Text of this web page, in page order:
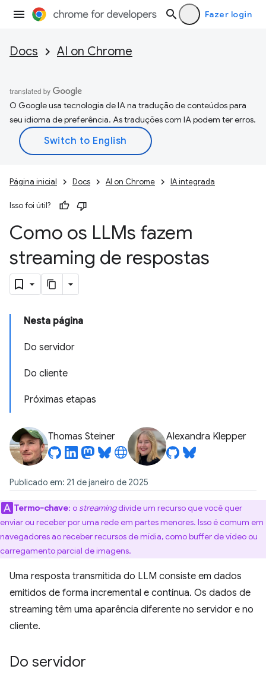
Fazer login
Docs AI on Chrome
O Google usa tecnologia de IA na tradução de conteúdos para
seu idioma de preferência. As traduções com IA podem ter erros.
Página inicial Docs AI on Chrome IA integrada
Isso foi útil?
Como os LLMs fazem
streaming de respostas
Nesta página
Do servidor
Do cliente
Próximas etapas
Thomas Steiner Alexandra Klepper
Publicado em: 21 de janeiro de 2025
Termo-chave: o streamingdivide um recurso que você quer
enviar ou receber por uma rede em partes menores. Isso é comum em
navegadores ao receber recursos de mídia, como buffer de vídeo ou
carregamento parcial de imagens.
Uma resposta transmitida do LLM consiste em dados
emitidos de forma incremental e contínua. Os dados de
streaming têm uma aparência diferente no servidor e no
cliente.
Do servidor